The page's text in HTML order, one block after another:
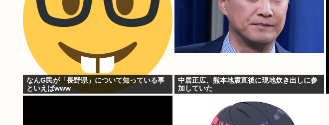
なんG民が「長野県」について知っている事
といえばwww
中居正広、熊本地震直後に現地炊き出しに参
加していた